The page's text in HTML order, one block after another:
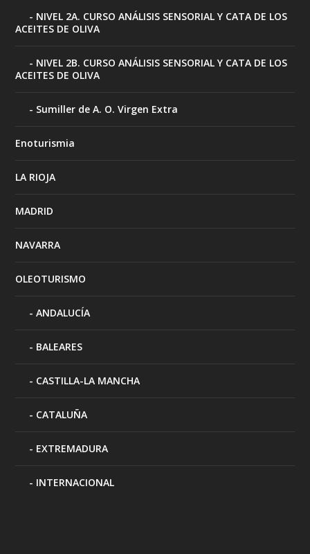
NIVEL 2A. CURSO ANÁLISIS SENSORIAL Y CATA DE LOS
ACEITES DE OLIVA
NIVEL 2B. CURSO ANÁLISIS SENSORIAL Y CATA DE LOS
ACEITES DE OLIVA
Sumiller de A. O. Virgen Extra
Enoturismia
LA RIOJA
MADRID
NAVARRA
OLEOTURISMO
ANDALUCÍA
BALEARES
CASTILLA-LA MANCHA
CATALUÑA
EXTREMADURA
INTERNACIONAL